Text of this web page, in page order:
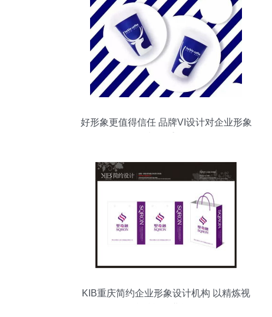
好形象更值得信任 品牌VI设计对企业形象
KIB重庆简约企业形象设计机构 以精炼视